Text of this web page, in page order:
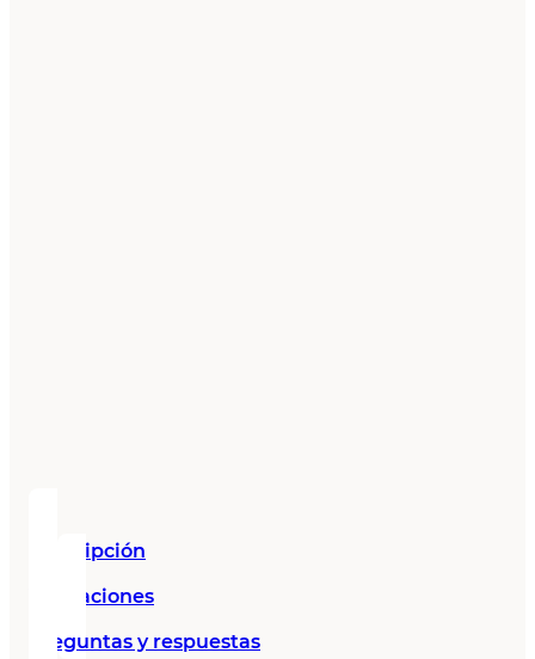
Descripción
Valoraciones
Preguntas y respuestas